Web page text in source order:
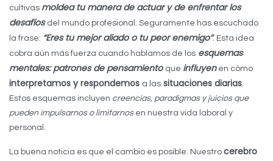
cultivas moldea tu manera de actuar y de enfrentar los
desafíos del mundo profesional. Seguramente has escuchado
la frase: “Eres tu mejor aliado o tu peor enemigo”. Esta idea
cobra aún más fuerza cuando hablamos de los esquemas
mentales: patrones de pensamiento que influyenen cómo
interpretamos y respondemos a las situaciones diarias
Estos esquemas incluyen creencias, paradigmas y juicios que
pueden impulsarnos o limitarnosen nuestra vida laboral y
personal.
La buena noticia es que el cambio es posible. Nuestro cerebro